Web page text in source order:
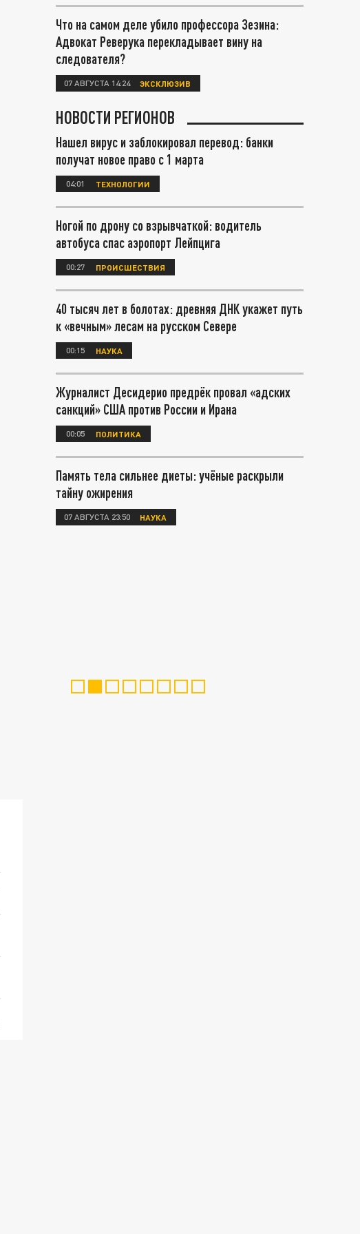
Что на самом деле убило профессора Зезина:
Адвокат Реверука перекладывает вину на
следователя?
07 АВГУСТА 14:24 ЭКСКЛЮЗИВ
НОВОСТИ РЕГИОНОВ
Нашел вирус и заблокировал перевод: банки
получат новое право с 1 марта
04:01 ТЕХНОЛОГИИ
Ногой по дрону со взрывчаткой: водитель
автобуса спас аэропорт Лейпцига
00:27 ПРОИСШЕСТВИЯ
40 тысяч лет в болотах: древняя ДНК укажет путь
к «вечным» лесам на русском Севере
00:15 НАУКА
Журналист Десидерио предрёк провал «адских
санкций» США против России и Ирана
00:05 ПОЛИТИКА
Память тела сильнее диеты: учёные раскрыли
тайну ожирения
07 АВГУСТА 23:50 НАУКА